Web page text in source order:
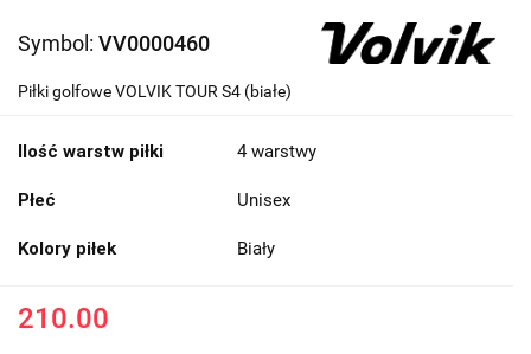
Symbol: VV0000460
Piłki golfowe VOLVIK TOUR S4 (białe)
Ilość warstw piłki 4 warstwy
Płeć Unisex
Kolory piłek Biały
210.00